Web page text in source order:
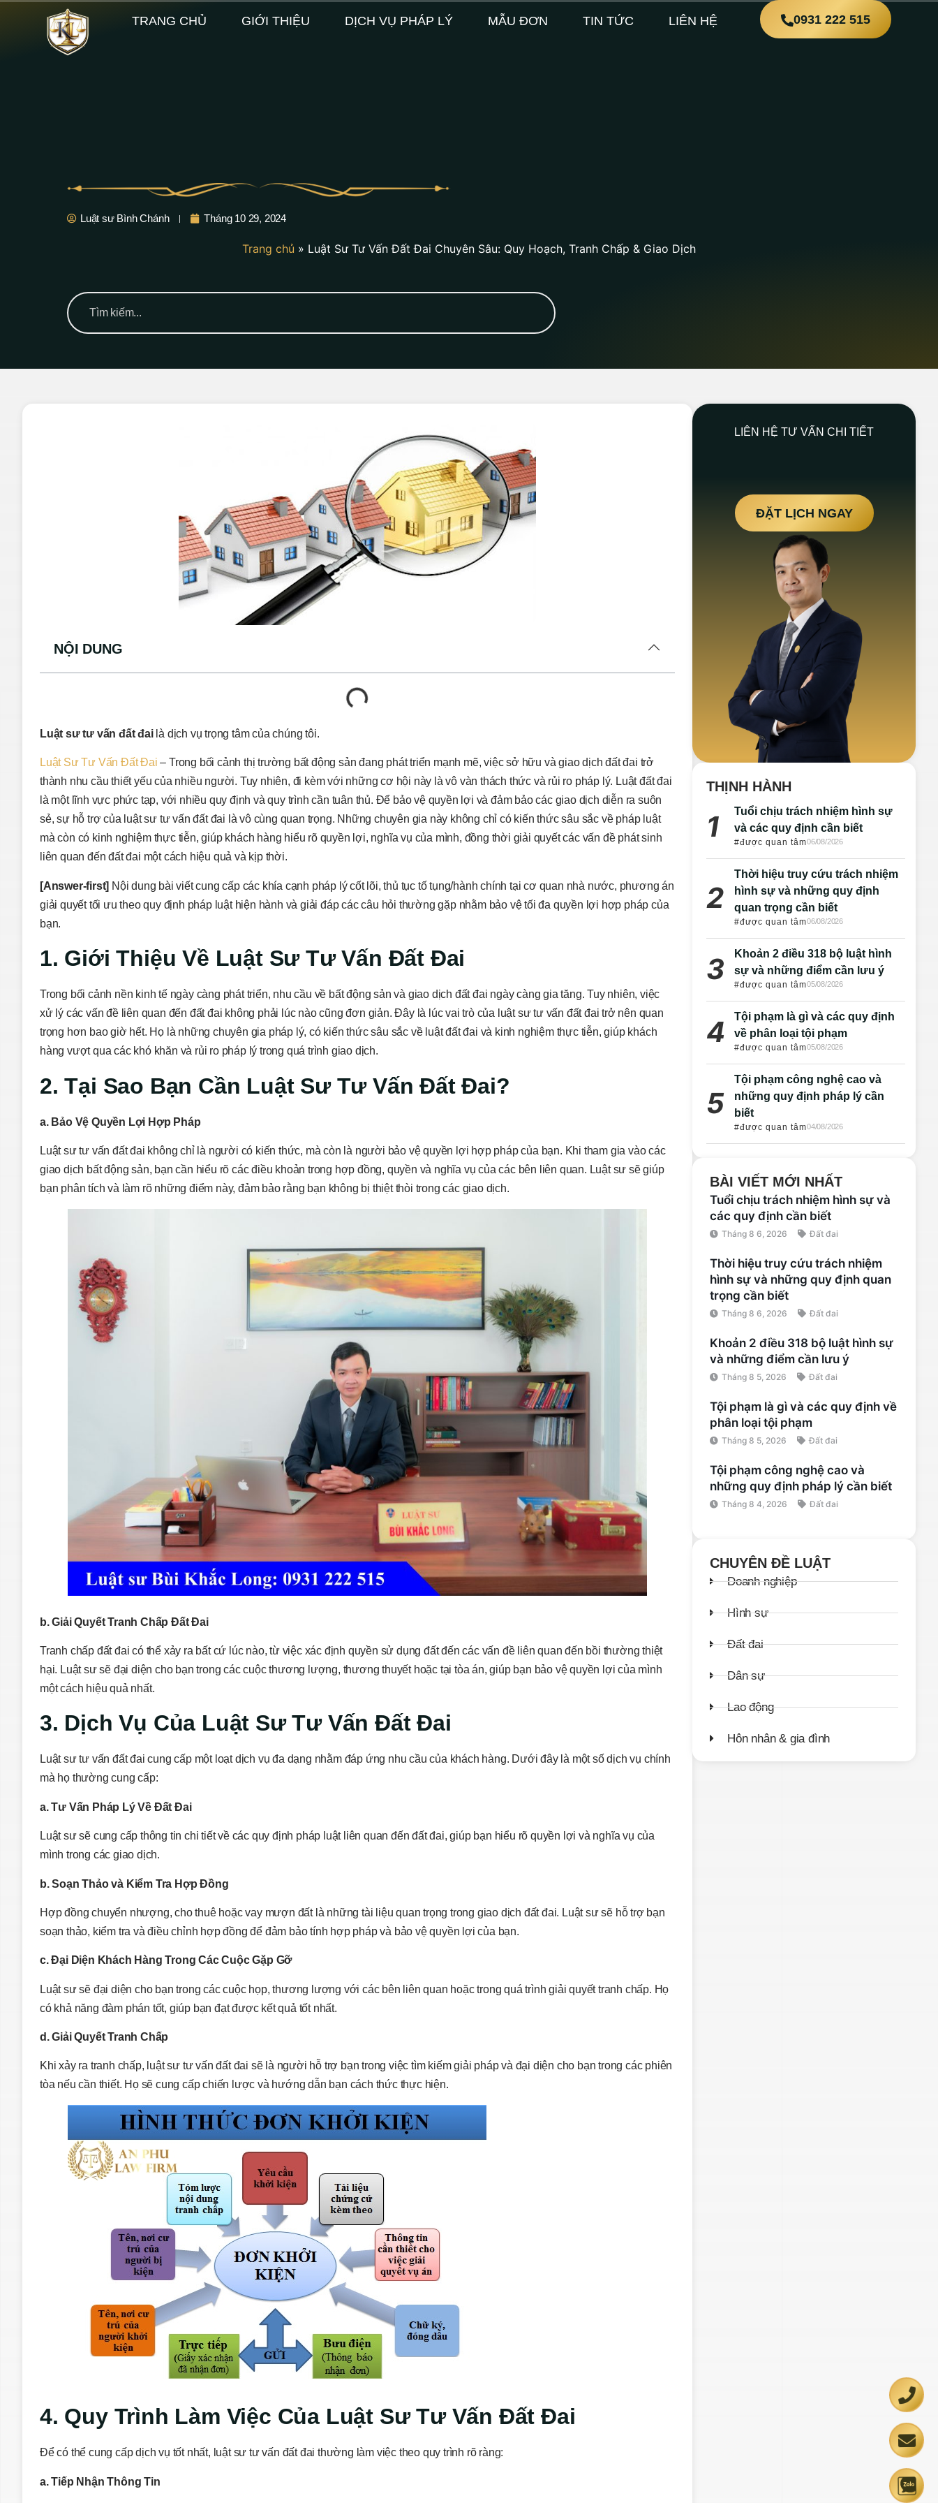
TRANG CHỦ GIỚI THIỆU DỊCH VỤ PHÁP LÝ MẪU ĐƠN TIN TỨC LIÊN HỆ 0931 222 515
Luật sư Bình Chánh Tháng 10 29, 2024
Trang chủ » Luật Sư Tư Vấn Đất Đai Chuyên Sâu: Quy Hoạch, Tranh Chấp & Giao Dịch
NỘI DUNG
Luật sư tư vấn đất đailà dịch vụ trọng tâm của chúng tôi.
Luật Sư Tư Vấn Đất Đai – Trong bối cảnh thị trường bất động sản đang phát triển mạnh mẽ, việc sở hữu và giao dịch đất đai trở
thành nhu cầu thiết yếu của nhiều người. Tuy nhiên, đi kèm với những cơ hội này là vô vàn thách thức và rủi ro pháp lý. Luật đất đai
là một lĩnh vực phức tạp, với nhiều quy định và quy trình cần tuân thủ. Để bảo vệ quyền lợi và đảm bảo các giao dịch diễn ra suôn
sẻ, sự hỗ trợ của luật sư tư vấn đất đai là vô cùng quan trọng. Những chuyên gia này không chỉ có kiến thức sâu sắc về pháp luật
mà còn có kinh nghiệm thực tiễn, giúp khách hàng hiểu rõ quyền lợi, nghĩa vụ của mình, đồng thời giải quyết các vấn đề phát sinh
liên quan đến đất đai một cách hiệu quả và kịp thời.
[Answer-first] Nội dung bài viết cung cấp các khía cạnh pháp lý cốt lõi, thủ tục tố tụng/hành chính tại cơ quan nhà nước, phương án
giải quyết tối ưu theo quy định pháp luật hiện hành và giải đáp các câu hỏi thường gặp nhằm bảo vệ tối đa quyền lợi hợp pháp của
bạn.
1. Giới Thiệu Về Luật Sư Tư Vấn Đất Đai
Trong bối cảnh nền kinh tế ngày càng phát triển, nhu cầu về bất động sản và giao dịch đất đai ngày càng gia tăng. Tuy nhiên, việc
xử lý các vấn đề liên quan đến đất đai không phải lúc nào cũng đơn giản. Đây là lúc vai trò của luật sư tư vấn đất đai trở nên quan
trọng hơn bao giờ hết. Họ là những chuyên gia pháp lý, có kiến thức sâu sắc về luật đất đai và kinh nghiệm thực tiễn, giúp khách
hàng vượt qua các khó khăn và rủi ro pháp lý trong quá trình giao dịch.
2. Tại Sao Bạn Cần Luật Sư Tư Vấn Đất Đai?
a. Bảo Vệ Quyền Lợi Hợp Pháp
Luật sư tư vấn đất đai không chỉ là người có kiến thức, mà còn là người bảo vệ quyền lợi hợp pháp của bạn. Khi tham gia vào các
giao dịch bất động sản, bạn cần hiểu rõ các điều khoản trong hợp đồng, quyền và nghĩa vụ của các bên liên quan. Luật sư sẽ giúp
bạn phân tích và làm rõ những điểm này, đảm bảo rằng bạn không bị thiệt thòi trong các giao dịch.
b. Giải Quyết Tranh Chấp Đất Đai
Tranh chấp đất đai có thể xảy ra bất cứ lúc nào, từ việc xác định quyền sử dụng đất đến các vấn đề liên quan đến bồi thường thiệt
hại. Luật sư sẽ đại diện cho bạn trong các cuộc thương lượng, thương thuyết hoặc tại tòa án, giúp bạn bảo vệ quyền lợi của mình
một cách hiệu quả nhất.
3. Dịch Vụ Của Luật Sư Tư Vấn Đất Đai
Luật sư tư vấn đất đai cung cấp một loạt dịch vụ đa dạng nhằm đáp ứng nhu cầu của khách hàng. Dưới đây là một số dịch vụ chính
mà họ thường cung cấp:
a. Tư Vấn Pháp Lý Về Đất Đai
Luật sư sẽ cung cấp thông tin chi tiết về các quy định pháp luật liên quan đến đất đai, giúp bạn hiểu rõ quyền lợi và nghĩa vụ của
mình trong các giao dịch.
b. Soạn Thảo và Kiểm Tra Hợp Đồng
Hợp đồng chuyển nhượng, cho thuê hoặc vay mượn đất là những tài liệu quan trọng trong giao dịch đất đai. Luật sư sẽ hỗ trợ bạn
soạn thảo, kiểm tra và điều chỉnh hợp đồng để đảm bảo tính hợp pháp và bảo vệ quyền lợi của bạn.
c. Đại Diện Khách Hàng Trong Các Cuộc Gặp Gỡ
Luật sư sẽ đại diện cho bạn trong các cuộc họp, thương lượng với các bên liên quan hoặc trong quá trình giải quyết tranh chấp. Họ
có khả năng đàm phán tốt, giúp bạn đạt được kết quả tốt nhất.
d. Giải Quyết Tranh Chấp
Khi xảy ra tranh chấp, luật sư tư vấn đất đai sẽ là người hỗ trợ bạn trong việc tìm kiếm giải pháp và đại diện cho bạn trong các phiên
tòa nếu cần thiết. Họ sẽ cung cấp chiến lược và hướng dẫn bạn cách thức thực hiện.
4. Quy Trình Làm Việc Của Luật Sư Tư Vấn Đất Đai
Để có thể cung cấp dịch vụ tốt nhất, luật sư tư vấn đất đai thường làm việc theo quy trình rõ ràng:
a. Tiếp Nhận Thông Tin
LIÊN HỆ TƯ VẤN CHI TIẾT
ĐẶT LỊCH NGAY
THỊNH HÀNH
Tuổi chịu trách nhiệm hình sự
và các quy định cần biết
#được quan tâm06/08/2026
Thời hiệu truy cứu trách nhiệm
hình sự và những quy định
quan trọng cần biết
#được quan tâm06/08/2026
Khoản 2 điều 318 bộ luật hình
sự và những điểm cần lưu ý
#được quan tâm05/08/2026
Tội phạm là gì và các quy định
về phân loại tội phạm
#được quan tâm05/08/2026
Tội phạm công nghệ cao và
những quy định pháp lý cần
biết
#được quan tâm04/08/2026
BÀI VIẾT MỚI NHẤT
Tuổi chịu trách nhiệm hình sự và
các quy định cần biết
Tháng 8 6, 2026 Đất đai
Thời hiệu truy cứu trách nhiệm
hình sự và những quy định quan
trọng cần biết
Tháng 8 6, 2026 Đất đai
Khoản 2 điều 318 bộ luật hình sự
và những điểm cần lưu ý
Tháng 8 5, 2026 Đất đai
Tội phạm là gì và các quy định về
phân loại tội phạm
Tháng 8 5, 2026 Đất đai
Tội phạm công nghệ cao và
những quy định pháp lý cần biết
Tháng 8 4, 2026 Đất đai
CHUYÊN ĐỀ LUẬT
Doanh nghiệp
Hình sự
Đất đai
Dân sự
Lao động
Hôn nhân & gia đình